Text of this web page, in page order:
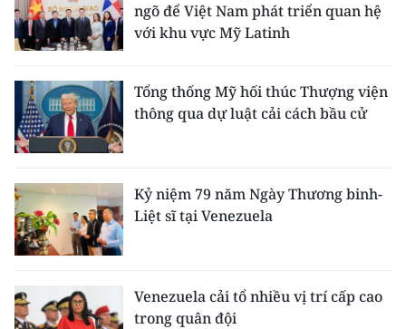
ngõ để Việt Nam phát triển quan hệ
với khu vực Mỹ Latinh
Tổng thống Mỹ hối thúc Thượng viện
thông qua dự luật cải cách bầu cử
Kỷ niệm 79 năm Ngày Thương binh-
Liệt sĩ tại Venezuela
Venezuela cải tổ nhiều vị trí cấp cao
trong quân đội